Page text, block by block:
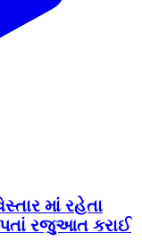
માં રહેતા
રજુઆત કરાઈ